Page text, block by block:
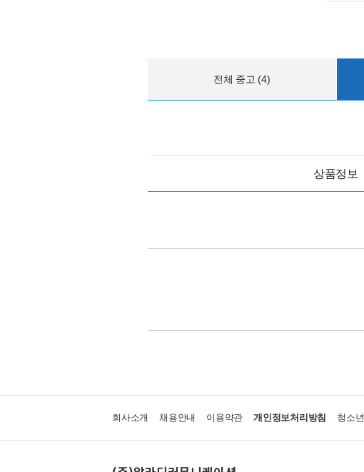
전체 중고 (4)
상품정보
회사소개 채용안내 이용약관 개인정보처리방침 청소